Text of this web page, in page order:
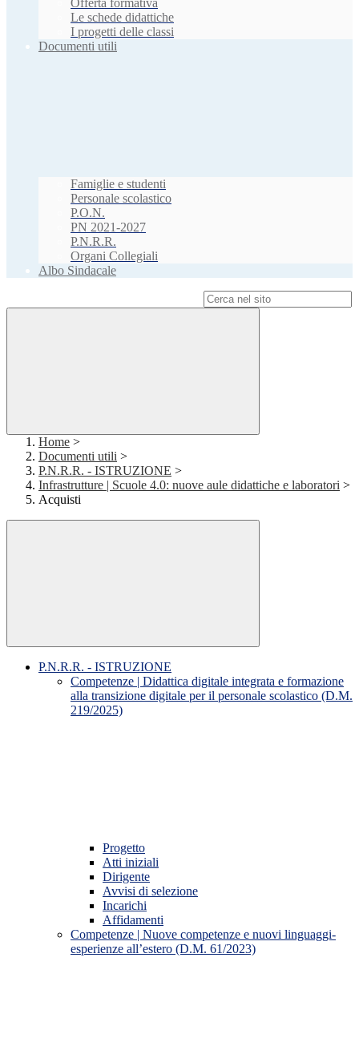
Offerta formativa
Le schede didattiche
I progetti delle classi
Documenti utili
Famiglie e studenti
Personale scolastico
P.O.N.
PN 2021-2027
P.N.R.R.
Organi Collegiali
Albo Sindacale
Home >
Documenti utili >
P.N.R.R. - ISTRUZIONE >
Infrastrutture | Scuole 4.0: nuove aule didattiche e laboratori >
Acquisti
P.N.R.R. - ISTRUZIONE
Competenze | Didattica digitale integrata e formazione
alla transizione digitale per il personale scolastico (D.M.
219/2025)
Progetto
Atti iniziali
Dirigente
Avvisi di selezione
Incarichi
Affidamenti
Competenze | Nuove competenze e nuovi linguaggi-
esperienze all’estero (D.M. 61/2023)